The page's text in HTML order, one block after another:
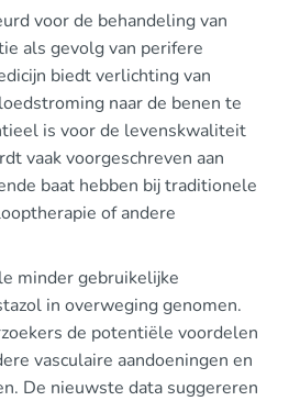
voor de behandeling van
als gevolg van perifere
biedt verlichting van
naar de benen te
is voor de levenskwaliteit
vaak voorgeschreven aan
baat hebben bij traditionele
of andere
minder gebruikelijke
in overweging genomen.
de potentiële voordelen
vasculaire aandoeningen en
De nieuwste data suggereren